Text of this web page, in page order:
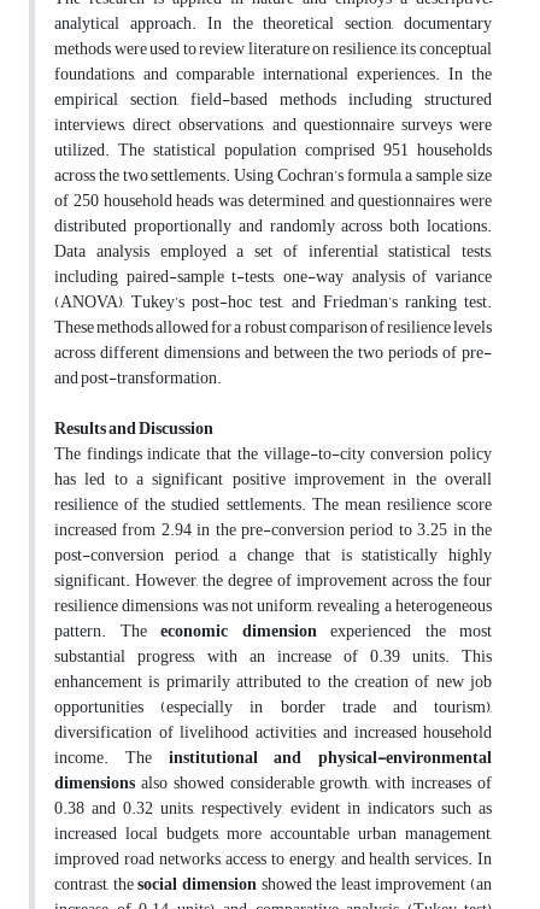
analytical approach. In the theoretical section, documentary
methods were used to review literature on resilience, its conceptual
foundations, and comparable international experiences. In the
empirical section, field-based methods including structured
interviews, direct observations, and questionnaire surveys were
utilized. The statistical population comprised 951 households
across the two settlements. Using Cochran’s formula, a sample size
of 250 household heads was determined, and questionnaires were
distributed proportionally and randomly across both locations.
Data analysis employed a set of inferential statistical tests,
including paired-sample t-tests, one-way analysis of variance
(ANOVA), Tukey’s post-hoc test, and Friedman’s ranking test.
These methods allowed for a robust comparison of resilience levels
across different dimensions and between the two periods of pre-
and post-transformation.
Results and Discussion
The findings indicate that the village-to-city conversion policy
has led to a significant positive improvement in the overall
resilience of the studied settlements. The mean resilience score
increased from 2.94 in the pre-conversion period to 3.25 in the
post-conversion period, a change that is statistically highly
significant. However, the degree of improvement across the four
resilience dimensions was not uniform, revealing a heterogeneous
pattern. The economic dimensionexperienced the most
substantial progress, with an increase of 0.39 units. This
enhancement is primarily attributed to the creation of new job
opportunities (especially in border trade and tourism),
diversification of livelihood activities, and increased household
income. The institutional and physical-environmental
dimensionsalso showed considerable growth, with increases of
0.38 and 0.32 units, respectively, evident in indicators such as
increased local budgets, more accountable urban management,
improved road networks, access to energy, and health services. In
contrast, thesocial dimensionshowed the least improvement (an